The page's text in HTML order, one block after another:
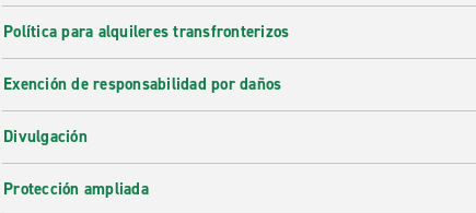
Política para alquileres transfronterizos
Exención de responsabilidad por daños
Divulgación
Protección ampliada